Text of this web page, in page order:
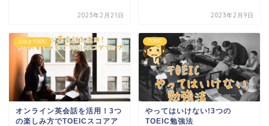
2023年2月21日 2023年2月9日
息抜きTOEIC
オンライン英会話を活用！3つ
の楽しみ方でTOEICスコアア
TOEIC
やってはいけない!3つの
TOEIC勉強法